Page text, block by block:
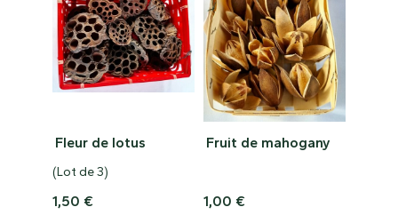
Fleur de lotus
(Lot de 3)
1,50 €
Fruit de mahogany
1,00 €